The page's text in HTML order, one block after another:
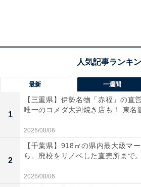
最新 一週間
1
【三重県】伊勢名物「赤福」の直
唯一のコメダ大判焼き店も！ 東名
2026/08/06
2
【千葉県】918㎡の県内最大級マ
ら、廃校をリノベした直売所まで
2026/08/06